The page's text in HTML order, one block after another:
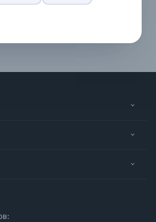
идет съемный
по длине.
кожа, подкладка из